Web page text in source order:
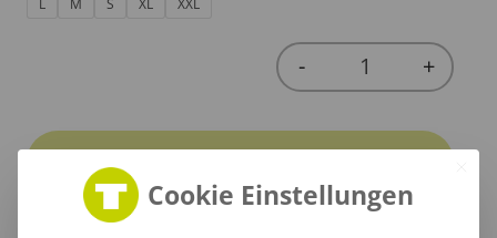
Quantity
- +
Cookie Einstellungen